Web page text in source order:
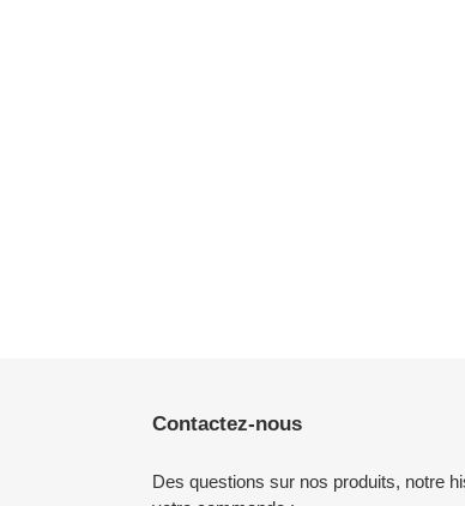
Contactez-nous
Des questions sur nos produits, notre